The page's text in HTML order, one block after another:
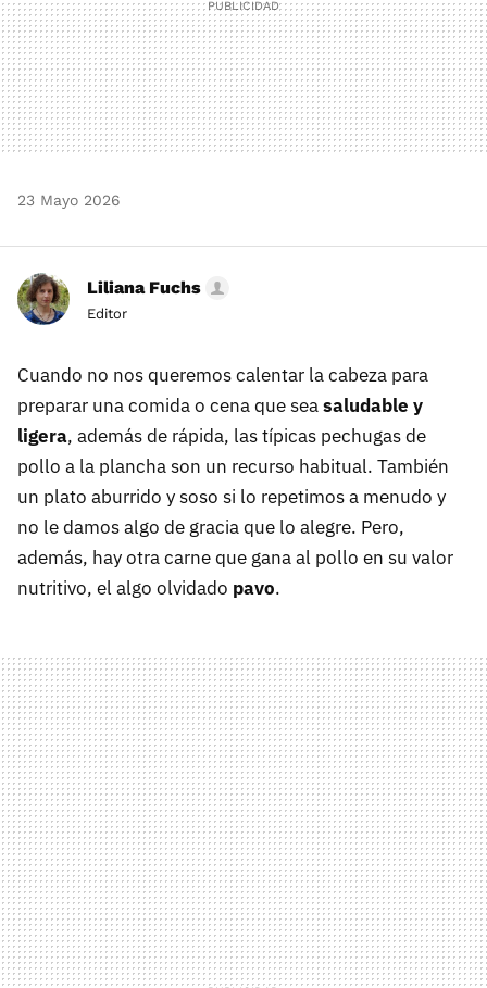
23 Mayo 2026
Liliana Fuchs
Editor
Cuando no nos queremos calentar la cabeza para
preparar una comida o cena que seasaludable y
ligera, además de rápida, las típicas pechugas de
pollo a la plancha son un recurso habitual. También
un plato aburrido y soso si lo repetimos a menudo y
no le damos algo de gracia que lo alegre. Pero,
además, hay otra carne que gana al pollo en su valor
nutritivo, el algo olvidado pavo.